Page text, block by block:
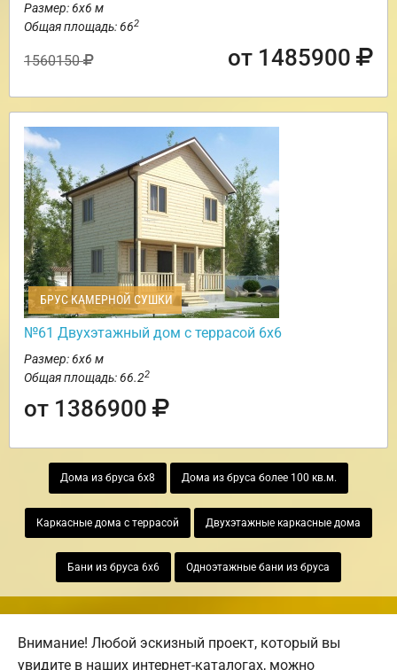
Размер: 6х6 м
Общая площадь: 662
1560150 от 1485900
БРУС КАМЕРНОЙ СУШКИ
№61 Двухэтажный дом с террасой 6х6
Размер: 6х6 м
Общая площадь: 66.22
от 1386900
Дома из бруса 6х8 Дома из бруса более 100 кв.м.
Каркасные дома с террасой Двухэтажные каркасные дома
Бани из бруса 6х6 Одноэтажные бани из бруса
Внимание! Любой эскизный проект, который вы
увидите в наших интернет-каталогах, можно